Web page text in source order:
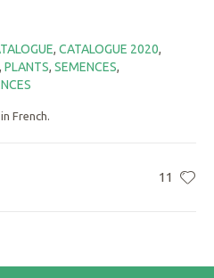
, CATALOGUE 2020,
, PLANTS, SEMENCES,
French.
11